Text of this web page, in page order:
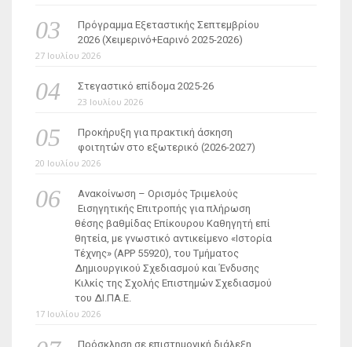
Πρόγραμμα Εξεταστικής Σεπτεμβρίου
2026 (Χειμερινό+Εαρινό 2025-2026)
27 Ιουλίου 2026
Στεγαστικό επίδομα 2025-26
23 Ιουλίου 2026
Προκήρυξη για πρακτική άσκηση
φοιτητών στο εξωτερικό (2026-2027)
20 Ιουλίου 2026
Ανακοίνωση – Ορισμός Τριμελούς
Εισηγητικής Επιτροπής για πλήρωση
θέσης βαθμίδας Επίκουρου Καθηγητή επί
θητεία, με γνωστικό αντικείμενο «Ιστορία
Τέχνης» (ΑΡΡ 55920), του Τμήματος
Δημιουργικού Σχεδιασμού και Ένδυσης
Κιλκίς της Σχολής Επιστημών Σχεδιασμού
του ΔΙ.ΠΑ.Ε.
17 Ιουλίου 2026
Πρόσκληση σε επιστημονική διάλεξη